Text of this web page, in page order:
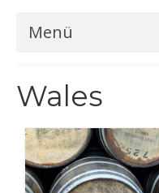
Menü
Personalisiert
Wales